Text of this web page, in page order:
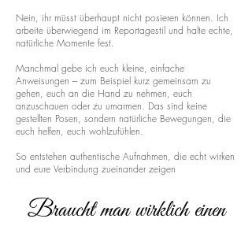
Nein, ihr müsst überhaupt nicht posieren können. Ich
arbeite überwiegend im Reportagestil und halte echte,
natürliche Momente fest.
Manchmal gebe ich euch kleine, einfache
Anweisungen – zum Beispiel kurz gemeinsam zu
gehen, euch an die Hand zu nehmen, euch
anzuschauen oder zu umarmen. Das sind keine
gestellten Posen, sondern natürliche Bewegungen, die
euch helfen, euch wohlzufühlen.
So entstehen authentische Aufnahmen, die echt wirken
und eure Verbindung zueinander zeigen
Braucht man wirklich einen